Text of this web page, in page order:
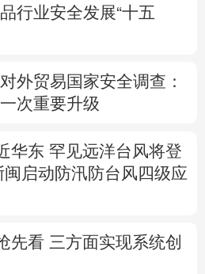
行业安全发展“十五
外贸易国家安全调查：
次重要升级
华东 罕见远洋台风将登
启动防汛防台风四级应
先看 三方面实现系统创